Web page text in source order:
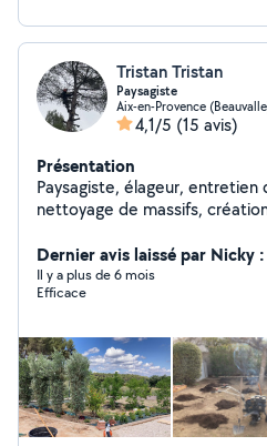
Tristan Tristan
Paysagiste
Aix-en-Provence
4,1/5 (15 avis)
Présentation
Paysagiste, élageur, entretien
nettoyage de massifs,
élagage
Dernier avis laissé par Nicky
Il y a plus de 6 mois
Efficace